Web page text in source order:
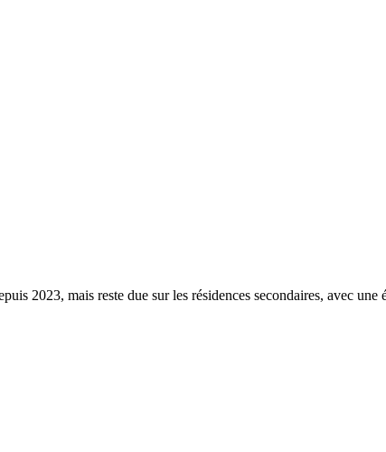
2023, mais reste due sur les résidences secondaires, avec une